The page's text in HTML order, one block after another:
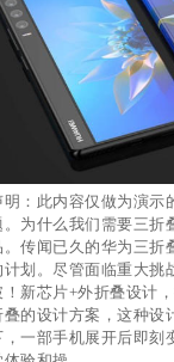
明：此内容仅做为演示
。为什么我们需要三折
。传闻已久的华为三折
计划。尽管面临重大挑
！新芯片+外折叠设计
叠的设计方案，这种设
，一部手机展开后即刻